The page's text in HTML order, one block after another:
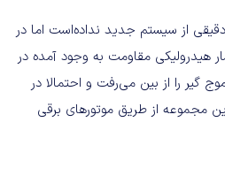
از سیستم جدید نداده‌است اما در
مقاومت به وجود آمده در
گیر را از بین می‌رفت و احتمالا در
مجموعه از طریق موتورهای برقی